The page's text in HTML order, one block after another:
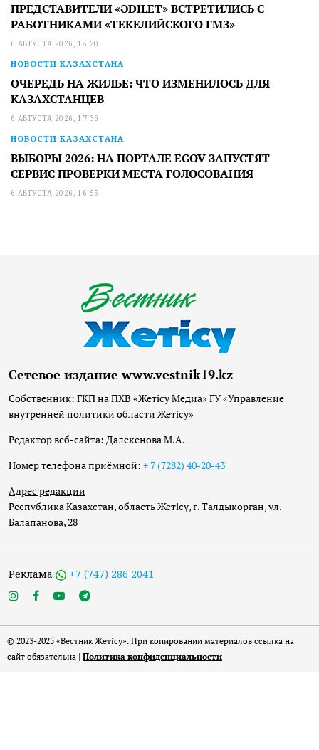
ПРЕДСТАВИТЕЛИ «ӘDILET» ВСТРЕТИЛИСЬ С
РАБОТНИКАМИ «ТЕКЕЛИЙСКОГО ГМЗ»
6 АВГУСТА 2026, 18:20
НОВОСТИ КАЗАХСТАНА
ОЧЕРЕДЬ НА ЖИЛЬЕ: ЧТО ИЗМЕНИЛОСЬ ДЛЯ
КАЗАХСТАНЦЕВ
6 АВГУСТА 2026, 17:36
НОВОСТИ КАЗАХСТАНА
ВЫБОРЫ 2026: НА ПОРТАЛЕ EGOV ЗАПУСТЯТ
СЕРВИС ПРОВЕРКИ МЕСТА ГОЛОСОВАНИЯ
6 АВГУСТА 2026, 16:55
Сетевое издание www.vestnik19.kz
Собственник: ГКП на ПХВ «Жетісу Медиа» ГУ «Управление
внутренней политики области Жетісу»
Редактор веб-сайта: Далекенова М.А.
Номер телефона приёмной: + 7 (7282) 40-20-43
Адрес редакции
Республика Казахстан, область Жетісу, г. Талдыкорган, ул.
Балапанова, 28
Реклама +7 (747) 286 2041
© 2023-2025 «Вестник Жетісу». При копировании материалов ссылка на
сайт обязательна | Политика конфиденциальности